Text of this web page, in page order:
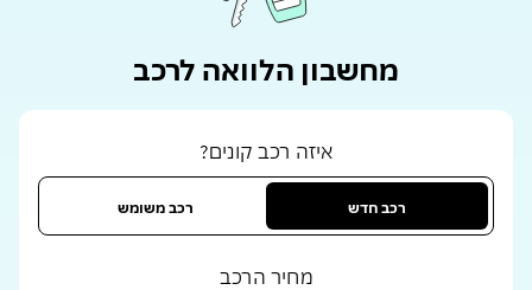
מחשבון הלוואה לרכב
איזה רכב קונים?
רכב חדש רכב משומש
מחיר הרכב